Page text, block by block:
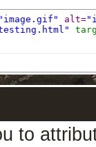
"image.gif" alt=
to